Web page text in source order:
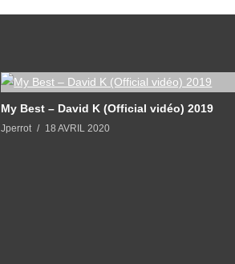
My Best – David K (Official vidéo) 2019
Jperrot 18 AVRIL 2020